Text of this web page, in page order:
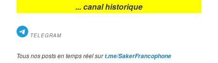
... canal historique
TELEGRAM
Tous nos posts en temps réel surt.me/SakerFrancophone